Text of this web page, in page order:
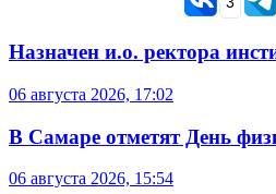
Назначен и.о. ректора
06 августа 2026, 17:02
В Самаре отметят День
06 августа 2026, 15:54